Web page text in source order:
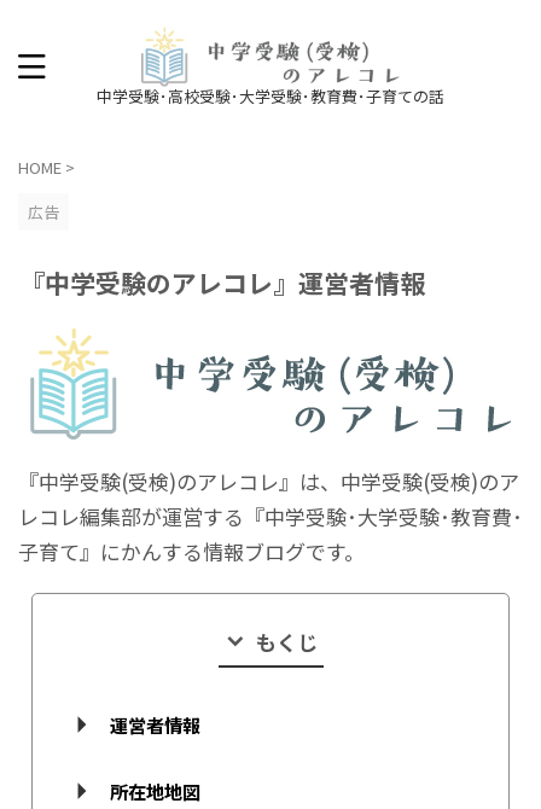
中学受験･高校受験･大学受験･教育費･子育ての話
HOME >
広告
『中学受験のアレコレ』運営者情報
『中学受験(受検)のアレコレ』は、中学受験(受検)のア
レコレ編集部が運営する『中学受験･大学受験･教育費･
子育て』にかんする情報ブログです。
もくじ
運営者情報
所在地地図